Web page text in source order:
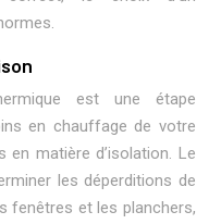
est une étape
en chauffage de votre
matière d’isolation. Le
les déperditions de
fenêtres et les planchers,